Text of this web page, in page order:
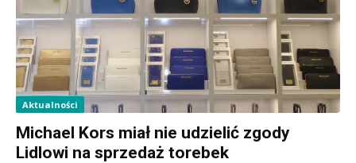
Aktualności
Michael Kors miał nie udzielić zgody
Lidlowi na sprzedaż torebek